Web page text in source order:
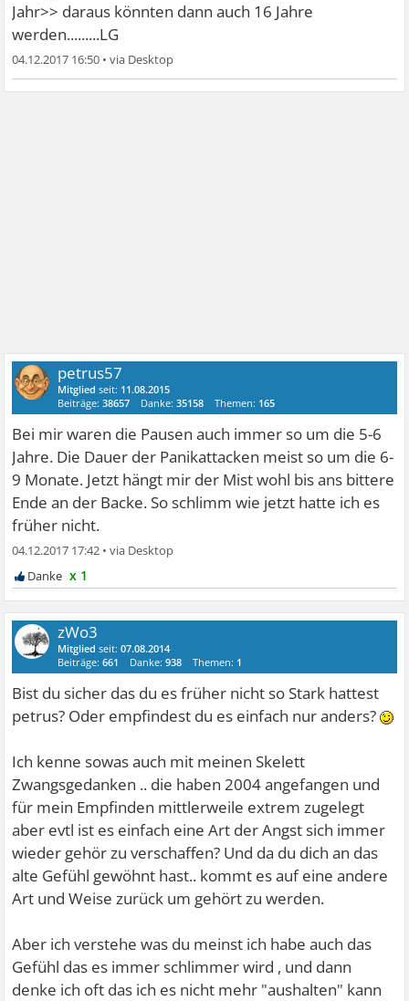
Jahr>> daraus könnten dann auch 16 Jahre
werden.........LG
04.12.2017 16:50 •
petrus57
Mitglied seit: 11.08.2015
Beiträge:38657 Danke:35158 Themen: 165
Bei mir waren die Pausen auch immer so um die 5-6
Jahre. Die Dauer der Panikattacken meist so um die 6-
9 Monate. Jetzt hängt mir der Mist wohl bis ans bittere
Ende an der Backe. So schlimm wie jetzt hatte ich es
früher nicht.
04.12.2017 17:42 •
x 1
zWo3
Mitglied seit:07.08.2014
Beiträge:661 Danke:938 Themen: 1
Bist du sicher das du es früher nicht so Stark hattest
petrus? Oder empfindest du es einfach nur anders?
Ich kenne sowas auch mit meinen Skelett
Zwangsgedanken .. die haben 2004 angefangen und
für mein Empfinden mittlerweile extrem zugelegt
aber evtl ist es einfach eine Art der Angst sich immer
wieder gehör zu verschaffen? Und da du dich an das
alte Gefühl gewöhnt hast.. kommt es auf eine andere
Art und Weise zurück um gehört zu werden.
Aber ich verstehe was du meinst ich habe auch das
Gefühl das es immer schlimmer wird , und dann
denke ich oft das ich es nicht mehr "aushalten" kann